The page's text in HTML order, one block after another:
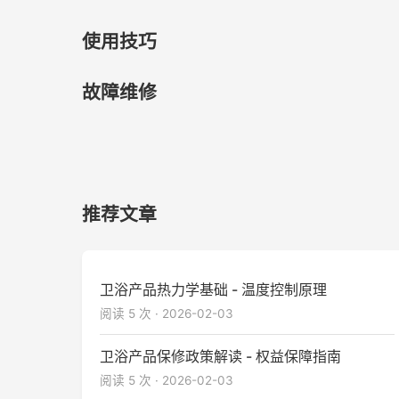
使用技巧
故障维修
推荐文章
卫浴产品热力学基础 - 温度控制原理
阅读 5 次 · 2026-02-03
卫浴产品保修政策解读 - 权益保障指南
阅读 5 次 · 2026-02-03